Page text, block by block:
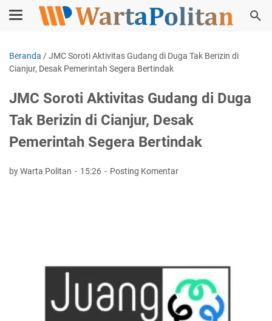
Beranda /JMC Soroti Aktivitas Gudang di Duga Tak Berizin di
Cianjur, Desak Pemerintah Segera Bertindak
JMC Soroti Aktivitas Gudang di Duga
Tak Berizin di Cianjur, Desak
Pemerintah Segera Bertindak
by Warta Politan 15:26 Posting Komentar